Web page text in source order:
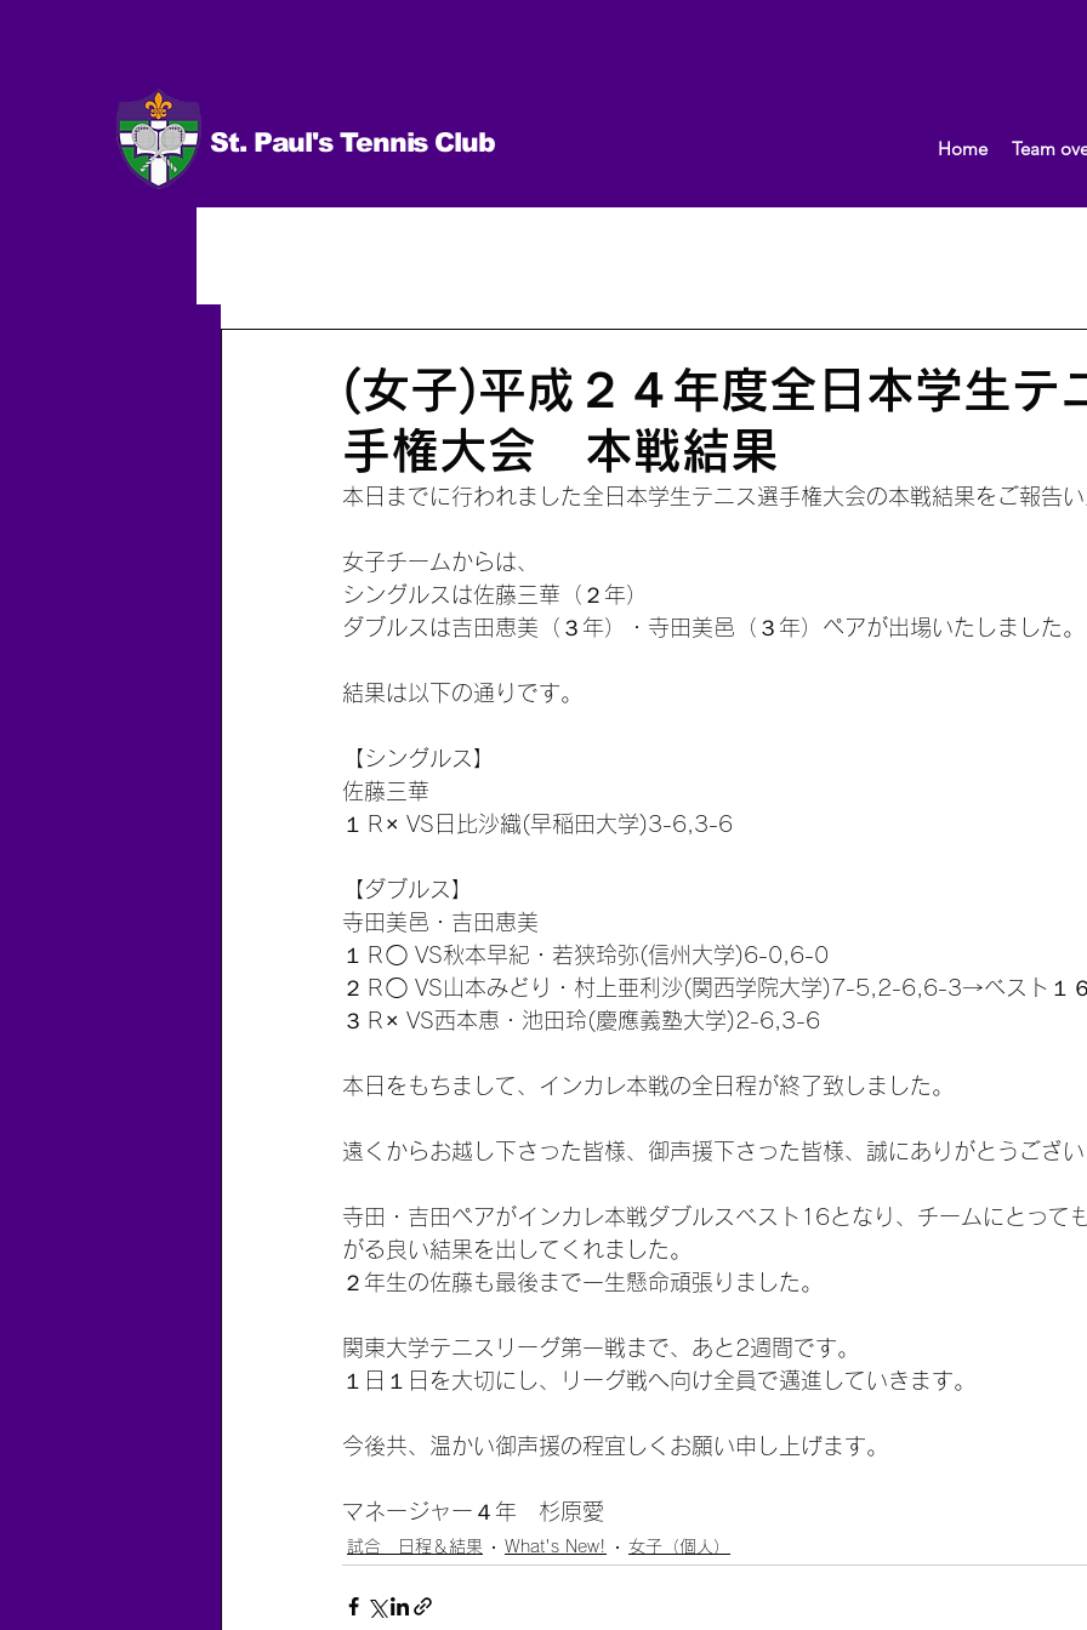
St. Paul's Tennis Club Home Team
(女子)平成２４年度全日本学生テ
手権大会 本戦結果
本日までに行われました全日本学生テニス選手権大会の本戦結果をご報告
女子チームからは、
シングルスは佐藤三華（２年）
ダブルスは吉田恵美（３年）・寺田美邑（３年）ペアが出場いたしました。
結果は以下の通りです。
【シングルス】
佐藤三華
１Ｒ× VS日比沙織(早稲田大学)3-6,3-6
【ダブルス】
寺田美邑・吉田恵美
１Ｒ◯ VS秋本早紀・若狭玲弥(信州大学)6-0,6-0
２Ｒ◯ VS山本みどり・村上亜利沙(関西学院大学)7-5,2-6,6-3→ベスト１
３Ｒ× VS西本恵・池田玲(慶應義塾大学)2-6,3-6
本日をもちまして、インカレ本戦の全日程が終了致しました。
遠くからお越し下さった皆様、御声援下さった皆様、誠にありがとうござ
寺田・吉田ペアがインカレ本戦ダブルスベスト16となり、チームにとって
がる良い結果を出してくれました。
２年生の佐藤も最後まで一生懸命頑張りました。
関東大学テニスリーグ第一戦まで、あと2週間です。
１日１日を大切にし、リーグ戦へ向け全員で邁進していきます。
今後共、温かい御声援の程宜しくお願い申し上げます。
マネージャー４年　杉原愛
試合 日程＆結果 What's New! 女子（個人）